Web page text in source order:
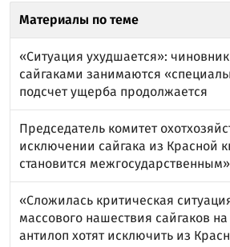
Материалы по теме
«Ситуация ухудшается»:
сайгаками занимаются
подсчет ущерба продолжается
Председатель комитет
исключении сайгака из Красной
становится межгосударственным»
«Сложилась критическая
массового нашествия сайгаков
антилоп хотят исключить из